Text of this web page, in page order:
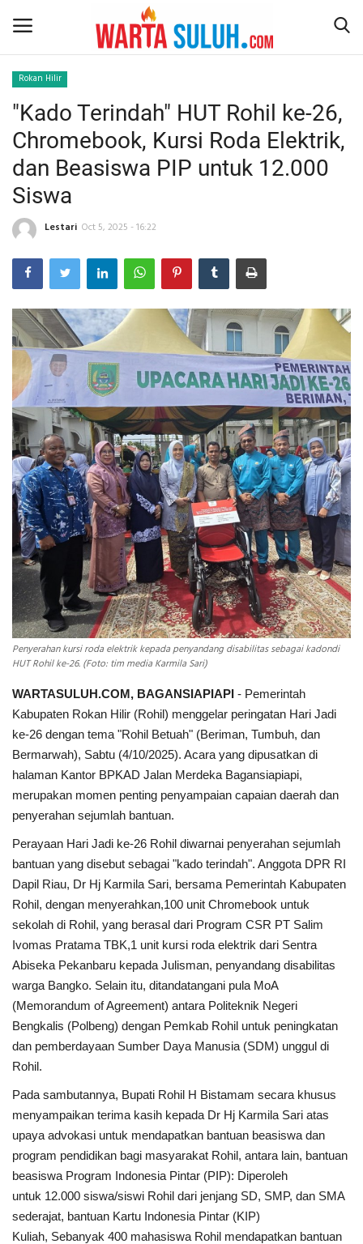
Home
NEWS
JAZIRAH RIAU
POLITIK
EKSBIS
PSPS PEKANBARU
LIFESTYLE
INDEKS
HEALTHY
Rokan Hilir
"Kado Terindah" HUT Rohil ke-26,
Chromebook, Kursi Roda Elektrik,
dan Beasiswa PIP untuk 12.000
Siswa
Lestari Oct 5, 2025 - 16:22
Penyerahan kursi roda elektrik kepada penyandang disabilitas sebagai kadondi
HUT Rohil ke-26. (Foto: tim media Karmila Sari)
WARTASULUH.COM, BAGANSIAPIAPI - Pemerintah
Kabupaten Rokan Hilir (Rohil) menggelar peringatan Hari Jadi
ke-26 dengan tema "Rohil Betuah" (Beriman, Tumbuh, dan
Bermarwah), Sabtu (4/10/2025). Acara yang dipusatkan di
halaman Kantor BPKAD Jalan Merdeka Bagansiapiapi,
merupakan momen penting penyampaian capaian daerah dan
penyerahan sejumlah bantuan.
Perayaan Hari Jadi ke-26 Rohil diwarnai penyerahan sejumlah
bantuan yang disebut sebagai "kado terindah". Anggota DPR RI
Dapil Riau, Dr Hj Karmila Sari, bersama Pemerintah Kabupaten
Rohil, dengan menyerahkan,100 unit Chromebook untuk
sekolah di Rohil, yang berasal dari Program CSR PT Salim
Ivomas Pratama TBK,1 unit kursi roda elektrik dari Sentra
Abiseka Pekanbaru kepada Julisman, penyandang disabilitas
warga Bangko. Selain itu, ditandatangani pula MoA
(Memorandum of Agreement) antara Politeknik Negeri
Bengkalis (Polbeng) dengan Pemkab Rohil untuk peningkatan
dan pemberdayaan Sumber Daya Manusia (SDM) unggul di
Rohil.
Pada sambutannya, Bupati Rohil H Bistamam secara khusus
menyampaikan terima kasih kepada Dr Hj Karmila Sari atas
upaya advokasi untuk mendapatkan bantuan beasiswa dan
program pendidikan bagi masyarakat Rohil, antara lain, bantuan
beasiswa Program Indonesia Pintar (PIP): Diperoleh
untuk 12.000 siswa/siswi Rohil dari jenjang SD, SMP, dan SMA
sederajat, bantuan Kartu Indonesia Pintar (KIP)
Kuliah, Sebanyak 400 mahasiswa Rohil mendapatkan bantuan